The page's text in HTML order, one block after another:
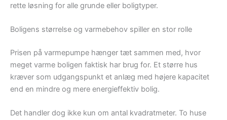
rette løsning for alle grunde eller boligtyper.
Boligens størrelse og varmebehov spiller en stor rolle
Prisen på varmepumpe hænger tæt sammen med, hvor
meget varme boligen faktisk har brug for. Et større hus
kræver som udgangspunkt et anlæg med højere kapacitet
end en mindre og mere energieffektiv bolig.
Det handler dog ikke kun om antal kvadratmeter. To huse